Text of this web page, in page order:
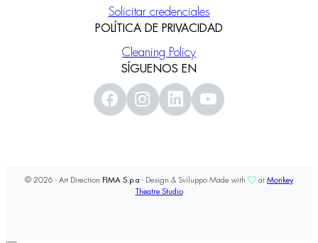
Solicitar credenciales
POLÍTICA DE PRIVACIDAD
Cleaning Policy
SÍGUENOS EN
© 2026 - Art Direction FIMA S.p.a - Design & Sviluppo Made with at Monkey
Theatre Studio